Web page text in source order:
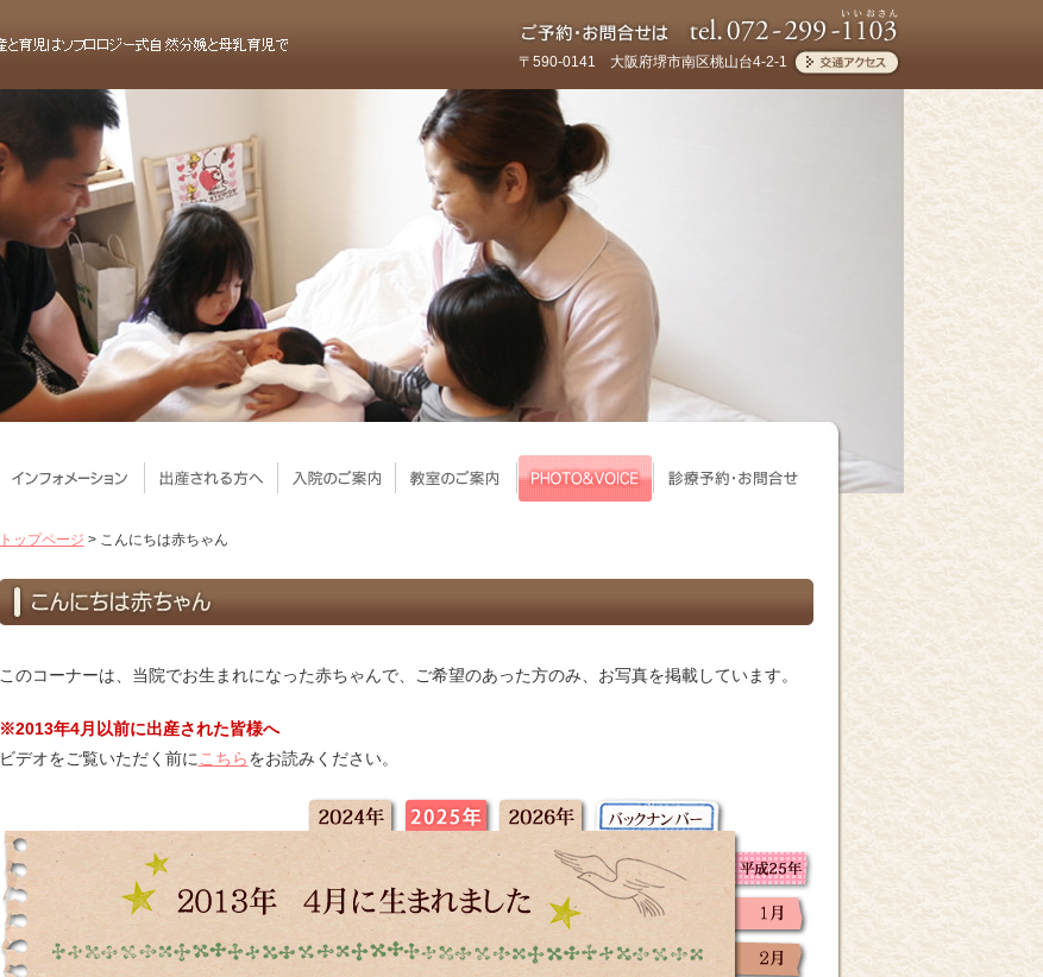
〒590-0141 大阪府堺市南区桃山台4-2-1
トップページ > こんにちは赤ちゃん
このコーナーは、当院でお生まれになった赤ちゃんで、ご希望のあった方のみ、お写真を掲載しています。
※2013年4月以前に出産された皆様へ
ビデオをご覧いただく前に こちらをお読みください。